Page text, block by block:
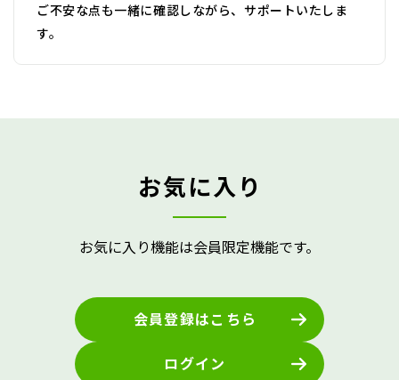
ご不安な点も一緒に確認しながら、サポートいたしま
す。
お気に入り
お気に入り機能は会員限定機能です。
会員登録はこちら
ログイン